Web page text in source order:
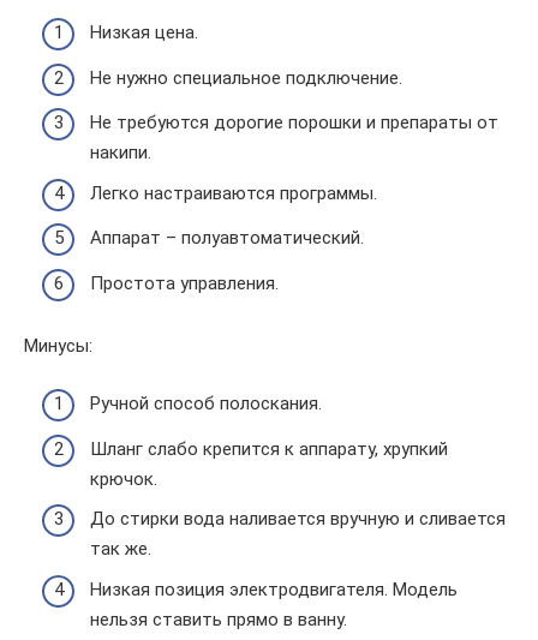
Низкая цена.
Не нужно специальное подключение.
Не требуются дорогие порошки и препараты от
накипи.
Легко настраиваются программы.
Аппарат – полуавтоматический.
Простота управления.
Минусы:
Ручной способ полоскания.
Шланг слабо крепится к аппарату, хрупкий
крючок.
До стирки вода наливается вручную и сливается
так же.
Низкая позиция электродвигателя. Модель
нельзя ставить прямо в ванну.